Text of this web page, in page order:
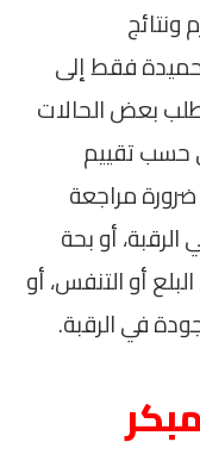
ونتائج
فقط إلى
بعض الحالات
حسب تقييم
مراجعة
أو بحة
أو التنفس، أو
في الرقبة.